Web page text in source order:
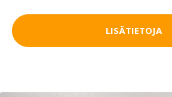
LISÄTIETOJA